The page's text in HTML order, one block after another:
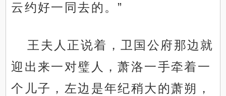
云约好一同去的。”
王夫人正说着，卫国公府那边就
迎出来一对璧人，萧洛一手牵着一
个儿子，左边是年纪稍大的萧朔，